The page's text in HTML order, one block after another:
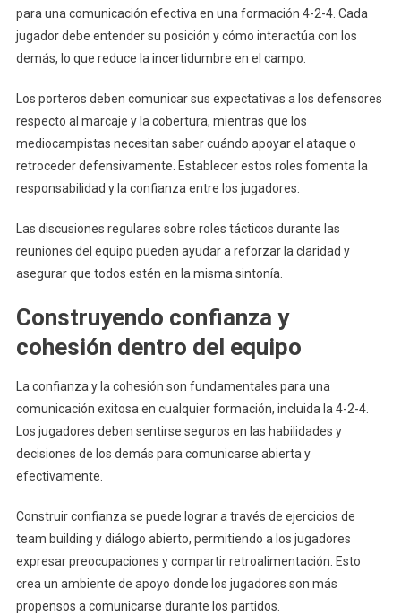
para una comunicación efectiva en una formación 4-2-4. Cada
jugador debe entender su posición y cómo interactúa con los
demás, lo que reduce la incertidumbre en el campo.
Los porteros deben comunicar sus expectativas a los defensores
respecto al marcaje y la cobertura, mientras que los
mediocampistas necesitan saber cuándo apoyar el ataque o
retroceder defensivamente. Establecer estos roles fomenta la
responsabilidad y la confianza entre los jugadores.
Las discusiones regulares sobre roles tácticos durante las
reuniones del equipo pueden ayudar a reforzar la claridad y
asegurar que todos estén en la misma sintonía.
Construyendo confianza y
cohesión dentro del equipo
La confianza y la cohesión son fundamentales para una
comunicación exitosa en cualquier formación, incluida la 4-2-4.
Los jugadores deben sentirse seguros en las habilidades y
decisiones de los demás para comunicarse abierta y
efectivamente.
Construir confianza se puede lograr a través de ejercicios de
team building y diálogo abierto, permitiendo a los jugadores
expresar preocupaciones y compartir retroalimentación. Esto
crea un ambiente de apoyo donde los jugadores son más
propensos a comunicarse durante los partidos.